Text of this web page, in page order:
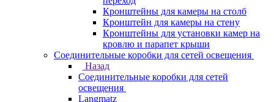
Кронштейны для камеры на столб
Кронштейн для камеры на стену
Кронштейны для установки камер на
кровлю и парапет крыши
Соединительные коробки для сетей освещения
Назад
Соединительные коробки для сетей
освещения
Langmatz